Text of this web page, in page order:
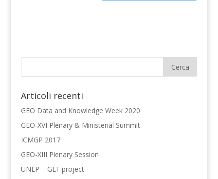
Articoli recenti
GEO Data and Knowledge Week 2020
GEO-XVI Plenary & Ministerial Summit
ICMGP 2017
GEO-XIII Plenary Session
UNEP – GEF project